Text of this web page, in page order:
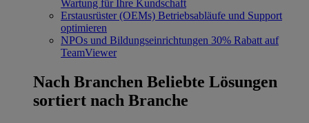
Wartung für Ihre Kundschaft
Erstausrüster (OEMs) Betriebsabläufe und Support
optimieren
NPOs und Bildungseinrichtungen 30% Rabatt auf
TeamViewer
Nach Branchen Beliebte Lösungen
sortiert nach Branche